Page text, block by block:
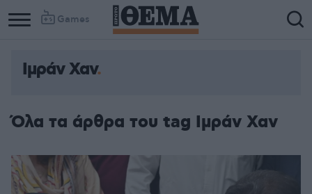
Games
Ιμράν Χαν
Όλα τα άρθρα του tag Ιμράν Χαν